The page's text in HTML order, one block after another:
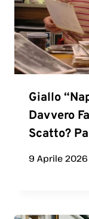
Giallo
Davvero
Scatto?
9 Aprile 2026